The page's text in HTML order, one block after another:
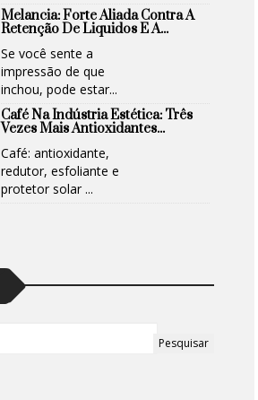
Melancia: Forte Aliada Contra A
Retenção De Liquidos E A...
Se você sente a
impressão de que
inchou, pode estar...
Café Na Indústria Estética: Três
Vezes Mais Antioxidantes...
Café: antioxidante,
redutor, esfoliante e
protetor solar ...